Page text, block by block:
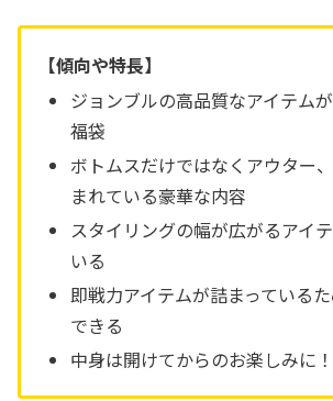
【傾向や特長】
ジョンブルの高品質なアイテム
福袋
ボトムスだけではなくアウター
まれている豪華な内容
スタイリングの幅が広がるアイ
いる
即戦力アイテムが詰まっている
できる
中身は開けてからのお楽しみに！